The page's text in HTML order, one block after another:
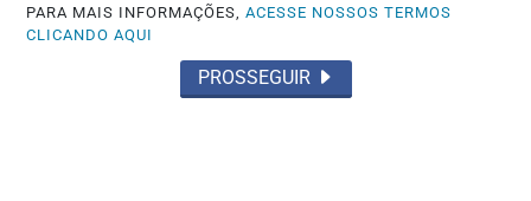
POLÍTICA
PARA MAIS INFORMAÇÕES,ACESSE NOSSOS TERMOS
CLICANDO AQUI
PROSSEGUIR